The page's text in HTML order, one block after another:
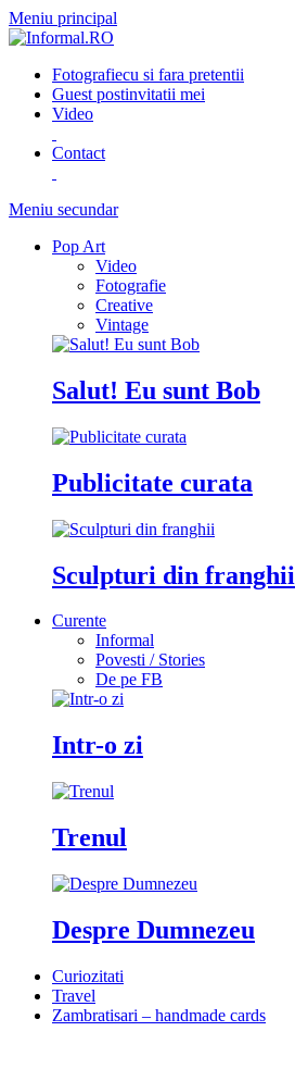
Meniu principal
Fotografiecu si fara pretentii
Guest postinvitatii mei
Video
Contact
Meniu secundar
Pop Art
Video
Fotografie
Creative
Vintage
Salut! Eu sunt Bob
Publicitate curata
Sculpturi din franghii
Curente
Informal
Povesti / Stories
De pe FB
Intr-o zi
Trenul
Despre Dumnezeu
Curiozitati
Travel
Zambratisari – handmade cards